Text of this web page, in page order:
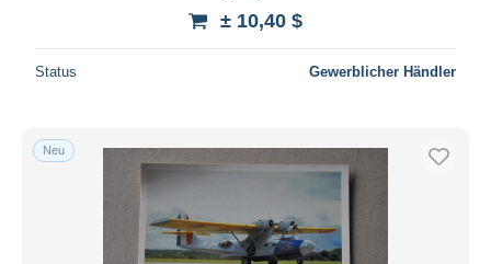
± 10,40 $
Status Gewerblicher Händler
Neu